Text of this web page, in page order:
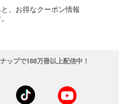
、お得なクーポン情報
ップで188万冊以上配信中！